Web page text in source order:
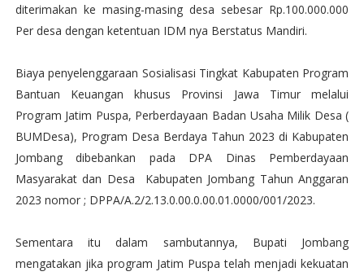
diterimakan ke masing-masing desa sebesar Rp.100.000.000
Per desa dengan ketentuan IDM nya Berstatus Mandiri.
Biaya penyelenggaraan Sosialisasi Tingkat Kabupaten Program
Bantuan Keuangan khusus Provinsi Jawa Timur melalui
Program Jatim Puspa, Perberdayaan Badan Usaha Milik Desa (
BUMDesa), Program Desa Berdaya Tahun 2023 di Kabupaten
Jombang dibebankan pada DPA Dinas Pemberdayaan
Masyarakat dan Desa Kabupaten Jombang Tahun Anggaran
2023 nomor ; DPPA/A.2/2.13.0.00.0.00.01.0000/001/2023.
Sementara itu dalam sambutannya, Bupati Jombang
mengatakan jika program Jatim Puspa telah menjadi kekuatan